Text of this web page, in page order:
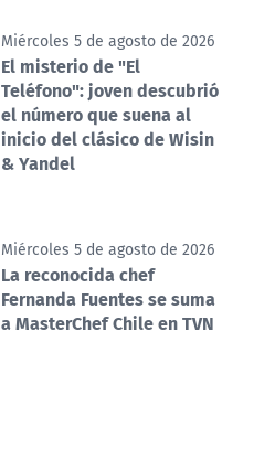
Miércoles 5 de agosto de 2026
El misterio de "El
Teléfono": joven descubrió
el número que suena al
inicio del clásico de Wisin
& Yandel
Miércoles 5 de agosto de 2026
La reconocida chef
Fernanda Fuentes se suma
a MasterChef Chile en TVN